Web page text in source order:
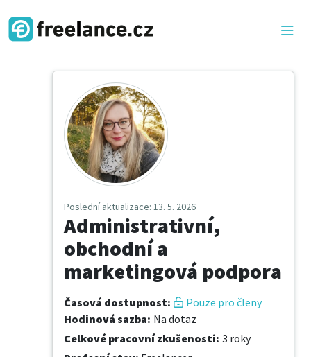
Poslední aktualizace: 13. 5. 2026
Administrativní,
obchodní a
marketingová podpora
Časová dostupnost:
Pouze pro členy
Hodinová sazba: Na dotaz
Celkové pracovní zkušenosti: 3 roky